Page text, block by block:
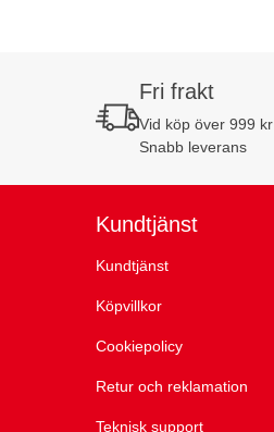
Fri frakt
Vid köp över 999 kr
Snabb leverans
Kundtjänst
Kundtjänst
Köpvillkor
Cookiepolicy
Retur och reklamation
Teknisk support